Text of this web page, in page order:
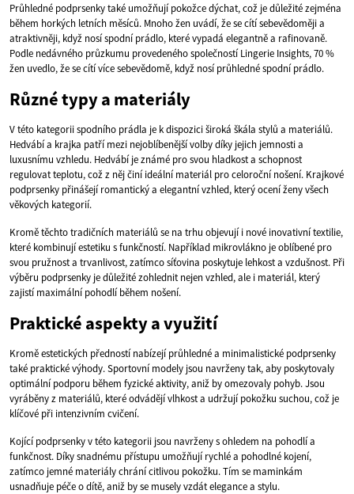
Průhledné podprsenky také umožňují pokožce dýchat, což je důležité zejména
během horkých letních měsíců. Mnoho žen uvádí, že se cítí sebevědoměji a
atraktivněji, když nosí spodní prádlo, které vypadá elegantně a rafinovaně.
Podle nedávného průzkumu provedeného společností Lingerie Insights, 70 %
žen uvedlo, že se cítí více sebevědomě, když nosí průhledné spodní prádlo.
Různé typy a materiály
V této kategorii spodního prádla je k dispozici široká škála stylů a materiálů.
Hedvábí a krajka patří mezi nejoblíbenější volby díky jejich jemnosti a
luxusnímu vzhledu. Hedvábí je známé pro svou hladkost a schopnost
regulovat teplotu, což z něj činí ideální materiál pro celoroční nošení. Krajkové
podprsenky přinášejí romantický a elegantní vzhled, který ocení ženy všech
věkových kategorií.
Kromě těchto tradičních materiálů se na trhu objevují i nové inovativní textilie,
které kombinují estetiku s funkčností. Například mikrovlákno je oblíbené pro
svou pružnost a trvanlivost, zatímco síťovina poskytuje lehkost a vzdušnost. Při
výběru podprsenky je důležité zohlednit nejen vzhled, ale i materiál, který
zajistí maximální pohodlí během nošení.
Praktické aspekty a využití
Kromě estetických předností nabízejí průhledné a minimalistické podprsenky
také praktické výhody. Sportovní modely jsou navrženy tak, aby poskytovaly
optimální podporu během fyzické aktivity, aniž by omezovaly pohyb. Jsou
vyráběny z materiálů, které odvádějí vlhkost a udržují pokožku suchou, což je
klíčové při intenzivním cvičení.
Kojící podprsenky v této kategorii jsou navrženy s ohledem na pohodlí a
funkčnost. Díky snadnému přístupu umožňují rychlé a pohodlné kojení,
zatímco jemné materiály chrání citlivou pokožku. Tím se maminkám
usnadňuje péče o dítě, aniž by se musely vzdát elegance a stylu.